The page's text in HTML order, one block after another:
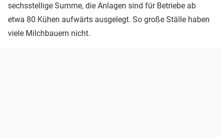
sechsstellige Summe, die Anlagen sind für Betriebe ab
etwa 80 Kühen aufwärts ausgelegt. So große Ställe haben
viele Milchbauern nicht.